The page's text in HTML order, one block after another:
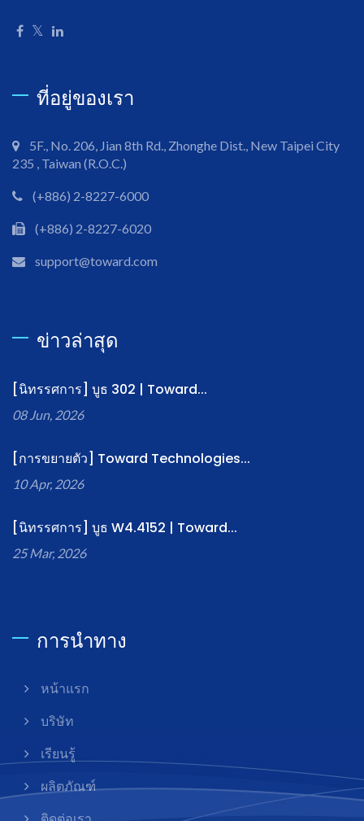
ที่อยู่ของเรา
5F., No. 206, Jian 8th Rd., Zhonghe Dist., New Taipei City
235 , Taiwan (R.O.C.)
(+886) 2-8227-6000
(+886) 2-8227-6020
support@toward.com
ข่าวล่าสุด
[นิทรรศการ] บูธ 302 | Toward...
08 Jun, 2026
[การขยายตัว] Toward Technologies...
10 Apr, 2026
[นิทรรศการ] บูธ W4.4152 | Toward...
25 Mar, 2026
การนำทาง
หน้าแรก
บริษัท
เรียนรู้
ผลิตภัณฑ์